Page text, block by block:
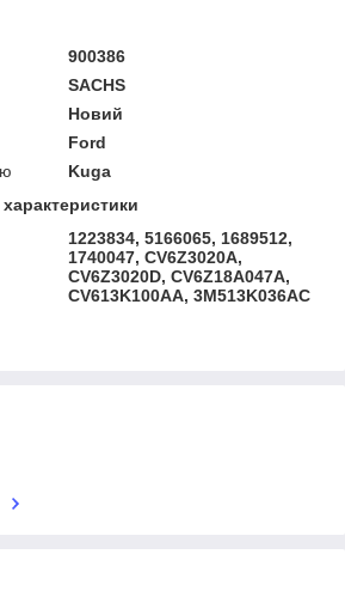
900386
SACHS
Новий
Ford
Kuga
1223834, 5166065, 1689512,
1740047, CV6Z3020A,
CV6Z3020D, CV6Z18A047A,
CV613K100AA, 3M513K036AC